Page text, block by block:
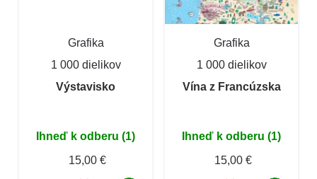
Grafika
1 000 dielikov
Výstavisko
Ihneď k odberu (1)
15,00 €
Grafika
1 000 dielikov
Vína z Francúzska
Ihneď k odberu (1)
15,00 €